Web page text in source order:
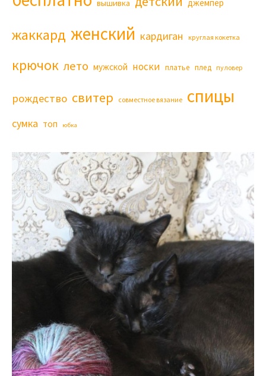
вышивка джемпер
жаккард женский кардиган круглая кокетка
крючок лето мужской носки платье плед пуловер
рождество свитер совместное вязание спицы
сумка топ юбка